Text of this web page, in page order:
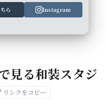
ら
Instagram
見る和装スタジ
リンクをコピー